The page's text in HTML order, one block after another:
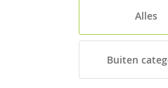
Alles
Buiten